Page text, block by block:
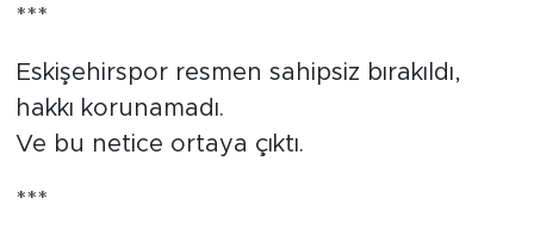
***
Eskişehirspor resmen sahipsiz bırakıldı,
hakkı korunamadı.
Ve bu netice ortaya çıktı.
***